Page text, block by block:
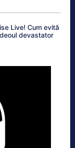
Live! Cum evită
devastator